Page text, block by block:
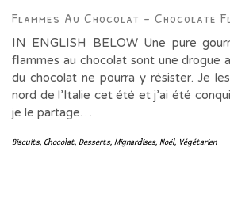
Flammes Au Chocolat – Chocolate
IN ENGLISH BELOW Une pure
flammes au chocolat sont une drogue
du chocolat ne pourra y résister. Je
nord de l’Italie cet été et j’ai été
je le partage…
Biscuits, Chocolat, Desserts, Mignardises, Noël, Végétarien -